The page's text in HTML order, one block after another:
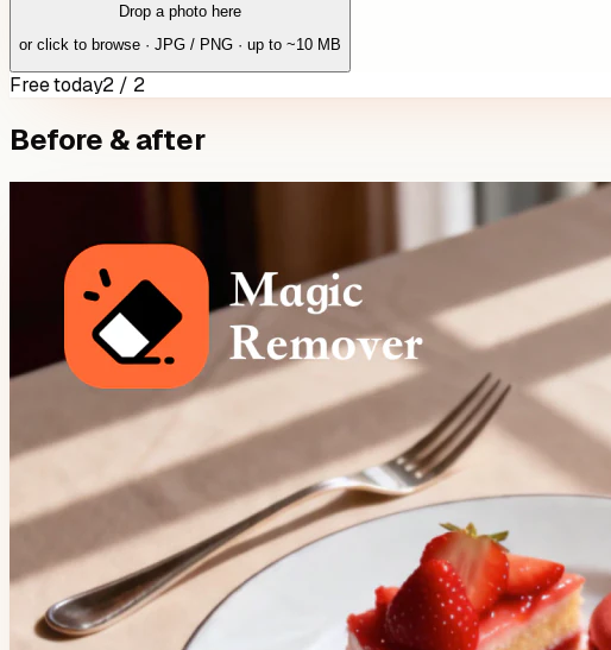
Drop a photo here
or click to browse · JPG / PNG · up to ~10 MB
Free today2 / 2
Before & after